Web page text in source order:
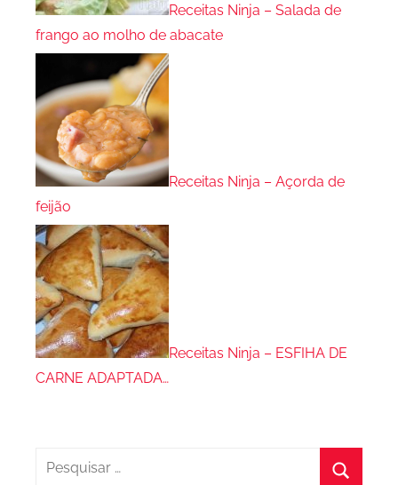
Receitas Ninja – Salada de
frango ao molho de abacate
Receitas Ninja – Açorda de
feijão
Receitas Ninja – ESFIHA DE
CARNE ADAPTADA…
Pesquisar